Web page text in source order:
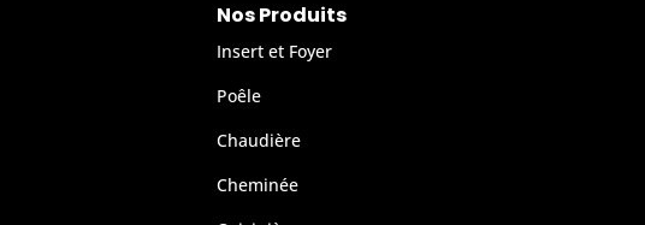
Nos Produits
Insert et Foyer
Poêle
Chaudière
Cheminée